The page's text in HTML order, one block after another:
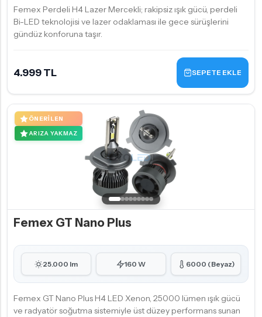
Femex Perdeli H4 Lazer Mercekli; rakipsiz ışık gücü, perdeli
Bi-LED teknolojisi ve lazer odaklaması ile gece sürüşlerini
gündüz konforuna taşır.
4.999 TL SEPETE EKLE
ÖNERILEN
ARIZA YAKMAZ
Femex GT Nano Plus
25.000 lm 160 W 6000 (Beyaz)
Femex GT Nano Plus H4 LED Xenon, 25000 lümen ışık gücü
ve radyatör soğutma sistemiyle üst düzey performans sunan